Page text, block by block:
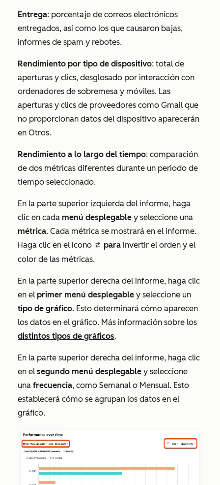
Entrega: porcentaje de correos electrónicos
entregados, así como los que causaron bajas,
informes de spam y rebotes.
Rendimiento por tipo de dispositivo: total de
aperturas y clics, desglosado por interacción con
ordenadores de sobremesa y móviles. Las
aperturas y clics de proveedores como Gmail que
no proporcionan datos del dispositivo aparecerán
en Otros.
Rendimiento a lo largo del tiempo: comparación
de dos métricas diferentes durante un periodo de
tiempo seleccionado.
En la parte superior izquierda del informe, haga
clic en cada menú desplegable y seleccione una
métrica. Cada métrica se mostrará en el informe.
Haga clic en el icono switcher para invertir el orden y el
color de las métricas.
En la parte superior derecha del informe, haga clic
en el primer menú desplegable y seleccione un
tipo de gráfico. Esto determinará cómo aparecen
los datos en el gráfico. Más información sobre los
distintos tipos de gráficos.
En la parte superior derecha del informe, haga clic
en el segundo menú desplegable y seleccione
una frecuencia, como Semanal o Mensual. Esto
establecerá cómo se agrupan los datos en el
gráfico.